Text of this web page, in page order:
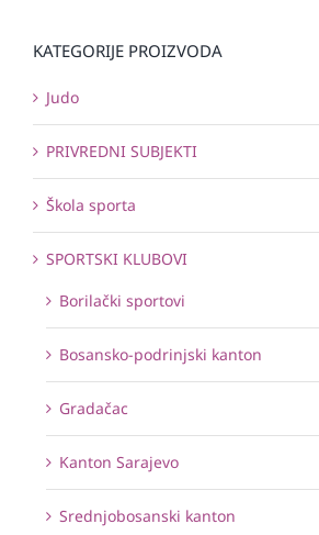
KATEGORIJE PROIZVODA
Judo
PRIVREDNI SUBJEKTI
Škola sporta
SPORTSKI KLUBOVI
Borilački sportovi
Bosansko-podrinjski kanton
Gradačac
Kanton Sarajevo
Srednjobosanski kanton